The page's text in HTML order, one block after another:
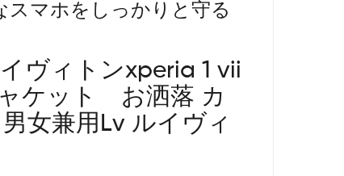
スマホをしっかりと守る
ヴィトンxperia 1 vii
ケット お洒落 カ
女兼用Lv ルイヴィ